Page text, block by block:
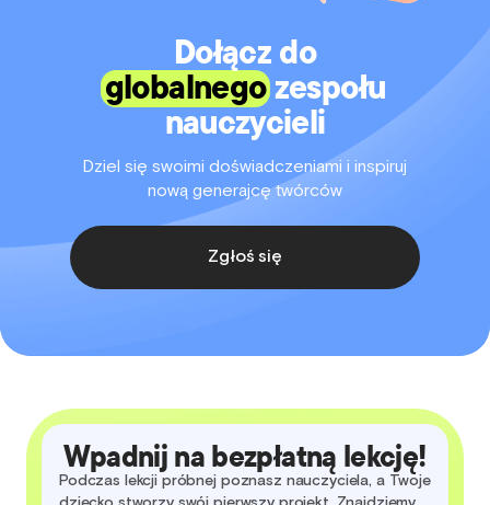
Dołącz do
globalnegozespołu
nauczycieli
Dziel się swoimi doświadczeniami i inspiruj
nową generajcę twórców
Zgłoś się
Wpadnij na bezpłatną lekcję!
Podczas lekcji próbnej poznasz nauczyciela, a Twoje